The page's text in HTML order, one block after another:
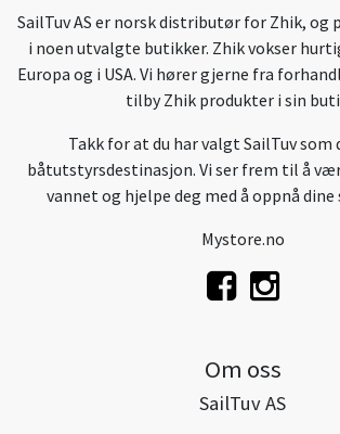
SailTuv AS er norsk distributør for Zhik, og
i noen utvalgte butikker. Zhik vokser
Europa og i USA. Vi hører gjerne fra
tilby Zhik produkter i sin
Takk for at du har valgt SailTuv som
båtutstyrsdestinasjon. Vi ser frem til å
vannet og hjelpe deg med å oppnå
Mystore.no
Om oss
SailTuv AS